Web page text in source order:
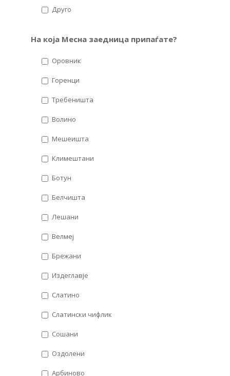
Друго
На која Месна заедница припаѓате?
Оровник
Горенци
Требеништа
Волино
Мешеишта
Климештани
Ботун
Белчишта
Лешани
Велмеј
Брежани
Издеглавје
Слатино
Слатински чифлик
Сошани
Оздолени
Арбиново